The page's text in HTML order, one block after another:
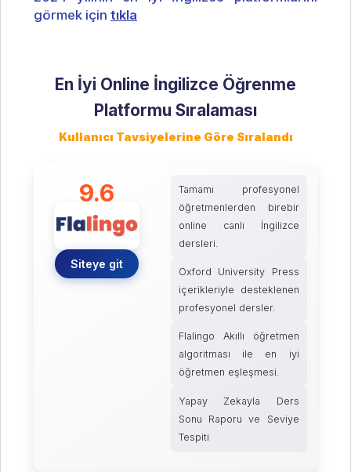
görmek için tıkla
En İyi Online İngilizce Öğrenme
Platformu Sıralaması
Kullanıcı Tavsiyelerine Göre Sıralandı
9.6
Siteye git
Tamamı profesyonel
öğretmenlerden birebir
online canlı İngilizce
dersleri.
Oxford University Press
içerikleriyle desteklenen
profesyonel dersler.
Flalingo Akıllı öğretmen
algoritması ile en iyi
öğretmen eşleşmesi.
Yapay Zekayla Ders
Sonu Raporu ve Seviye
Tespiti